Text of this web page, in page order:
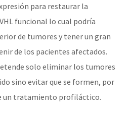
para restaurar la
funcional lo cual podría
de tumores y tener un gran
de los pacientes afectados.
solo eliminar los tumores
sino evitar que se formen, por
un tratamiento profiláctico.